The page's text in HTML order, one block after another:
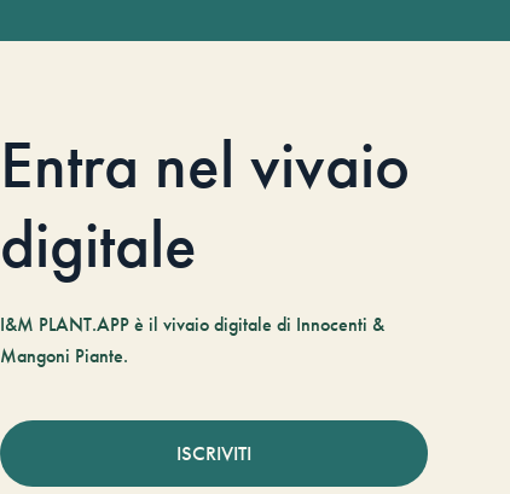
Entra nel vivaio
digitale
I&M PLANT.APP è il vivaio digitale di Innocenti &
Mangoni Piante.
ISCRIVITI